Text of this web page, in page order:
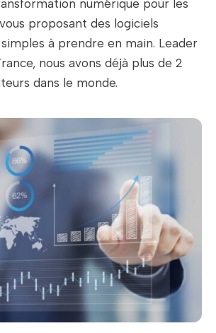
numérique pour les
proposant des logiciels
à prendre en main. Leader
nous avons déjà plus de 2
dans le monde.